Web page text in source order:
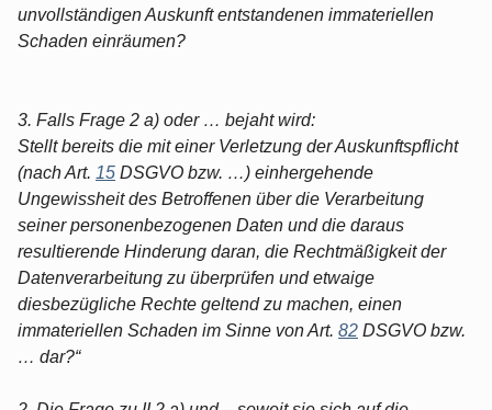
unvollständigen Auskunft entstandenen immateriellen
Schaden einräumen?
3. Falls Frage 2 a) oder … bejaht wird:
Stellt bereits die mit einer Verletzung der Auskunftspflicht
(nach Art. 15 DSGVO bzw. …) einhergehende
Ungewissheit des Betroffenen über die Verarbeitung
seiner personenbezogenen Daten und die daraus
resultierende Hinderung daran, die Rechtmäßigkeit der
Datenverarbeitung zu überprüfen und etwaige
diesbezügliche Rechte geltend zu machen, einen
immateriellen Schaden im Sinne von Art. 82 DSGVO bzw.
… dar?“